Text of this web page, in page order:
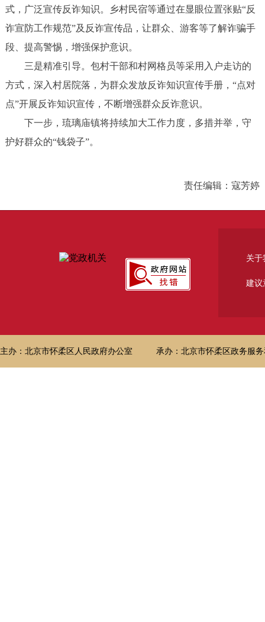
式，广泛宣传反诈知识。乡村民宿等通过在显眼位置张贴“反
诈宣防工作规范”及反诈宣传品，让群众、游客等了解诈骗手
段、提高警惕，增强保护意识。
三是精准引导。包村干部和村网格员等采用入户走访的
方式，深入村居院落，为群众发放反诈知识宣传手册，“点对
点”开展反诈知识宣传，不断增强群众反诈意识。
下一步，琉璃庙镇将持续加大工作力度，多措并举，守
护好群众的“钱袋子”。
责任编辑：寇芳婷
关于
建议
主办：北京市怀柔区人民政府办公室 承办：北京市怀柔区政务服